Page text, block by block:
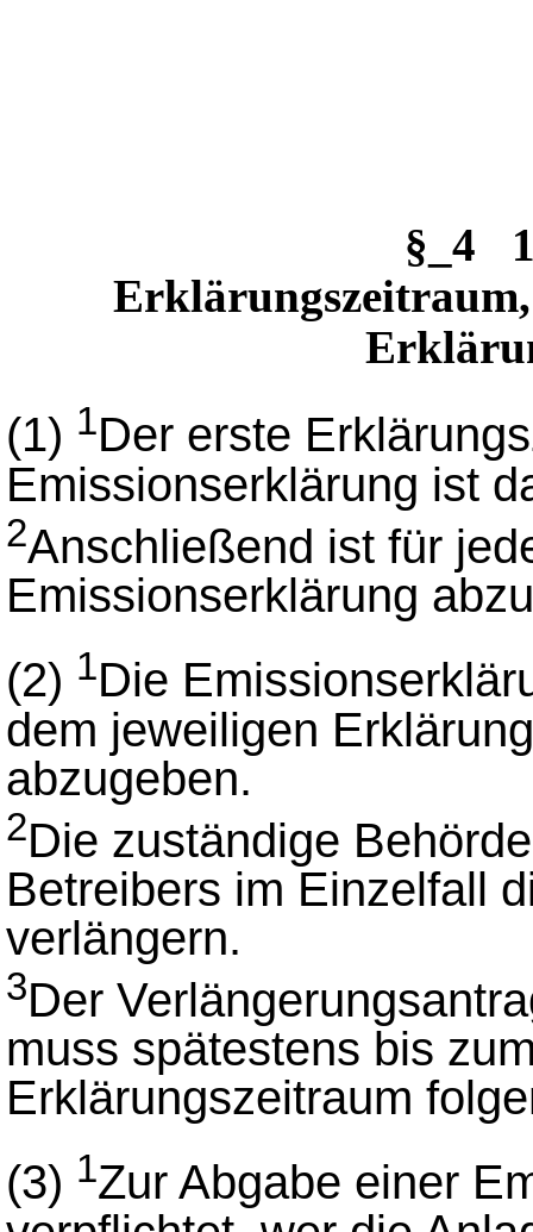
§_4
(1) 1Der erste
Emissionserklärung ist
2Anschließend ist für
Emissionserklärung
(2) 1Die
dem jeweiligen
abzugeben.
2Die zuständige
Betreibers im Einzelfall
verlängern.
3Der
muss spätestens bis
Erklärungszeitraum
(3) 1Zur Abgabe einer